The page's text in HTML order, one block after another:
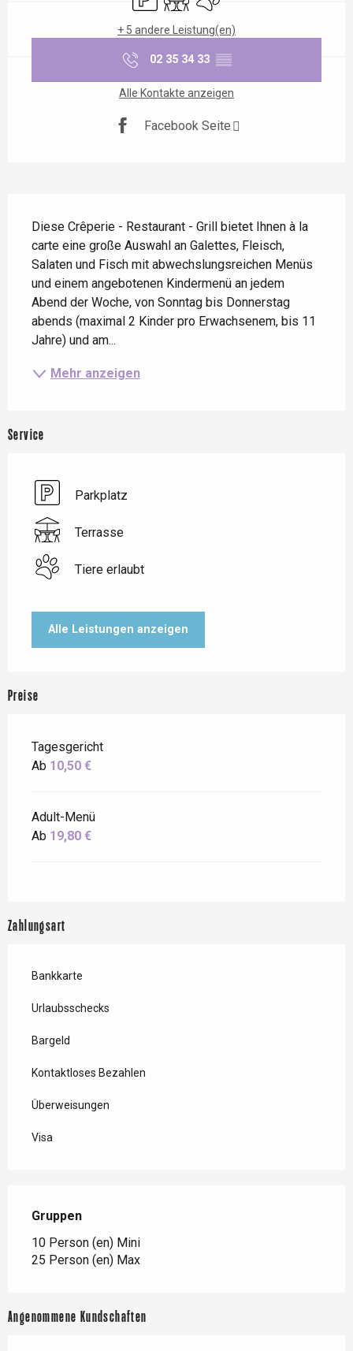
+ 5 andere Leistung(en)
02 35 34 33 ▒▒
Alle Kontakte anzeigen
Facebook Seite
Diese Crêperie - Restaurant - Grill bietet Ihnen à la
carte eine große Auswahl an Galettes, Fleisch,
Salaten und Fisch mit abwechslungsreichen Menüs
und einem angebotenen Kindermenü an jedem
Abend der Woche, von Sonntag bis Donnerstag
abends (maximal 2 Kinder pro Erwachsenem, bis 11
Jahre) und am...
Mehr anzeigen
Service
Parkplatz
Terrasse
Tiere erlaubt
Alle Leistungen anzeigen
Preise
Tagesgericht
Ab 10,50 €
Adult-Menü
Ab 19,80 €
Zahlungsart
Bankkarte
Urlaubsschecks
Bargeld
Kontaktloses Bezahlen
Überweisungen
Visa
Gruppen
Gruppen
10 Person (en) Mini
25 Person (en) Max
Angenommene Kundschaften